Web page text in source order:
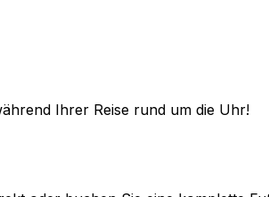
Ihrer Reise rund um die Uhr!